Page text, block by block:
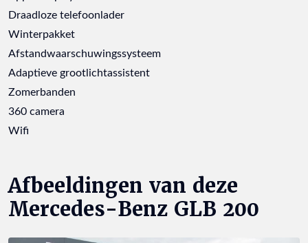
Draadloze telefoonlader
Winterpakket
Afstandwaarschuwingssysteem
Adaptieve grootlichtassistent
Zomerbanden
360 camera
Wifi
Afbeeldingen van deze
Mercedes-Benz GLB 200